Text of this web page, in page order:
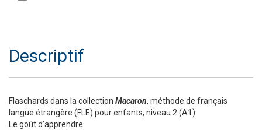
Descriptif
Flaschards dans la collection Macaron, méthode de français
langue étrangère (FLE) pour enfants, niveau 2 (A1).
Le goût d'apprendre